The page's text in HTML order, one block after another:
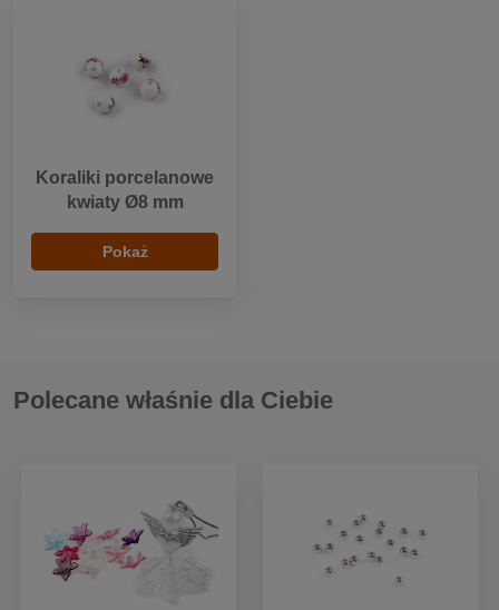
Koraliki porcelanowe
kwiaty Ø8 mm
Pokaż
Polecane właśnie dla Ciebie